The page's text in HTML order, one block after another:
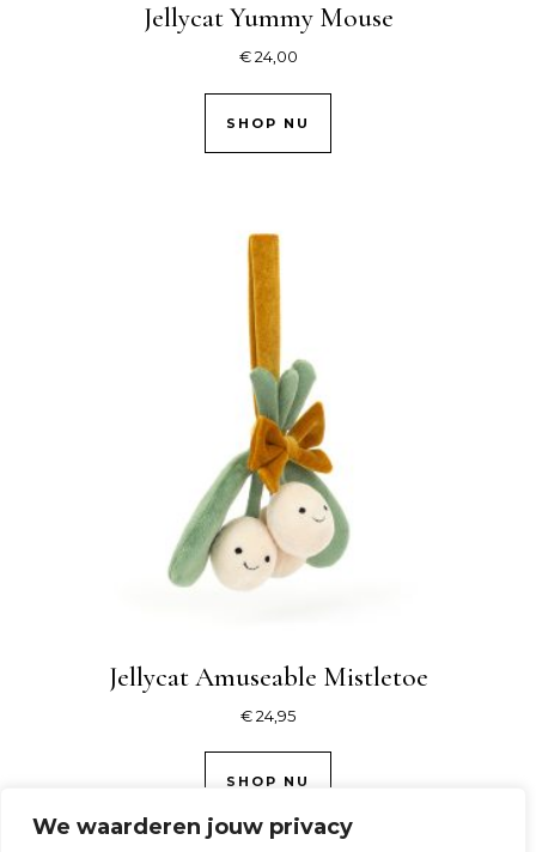
We waarderen jouw privacy
Jellycat Yummy Mouse
€24,00
SHOP NU
Jellycat Amuseable Mistletoe
€24,95
SHOP NU